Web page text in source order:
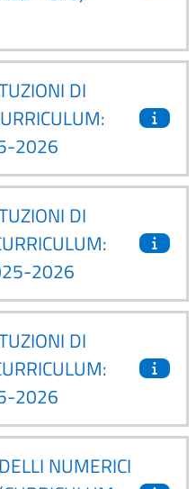
DI
2026
DI
2026
DI
2026
NUMERICI